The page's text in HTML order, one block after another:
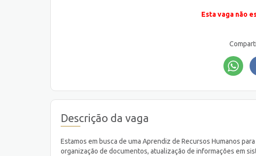
Esta vaga não
Descrição da vaga
Estamos em busca de uma Aprendiz de Recursos Humanos
organização de documentos, atualização de informações em